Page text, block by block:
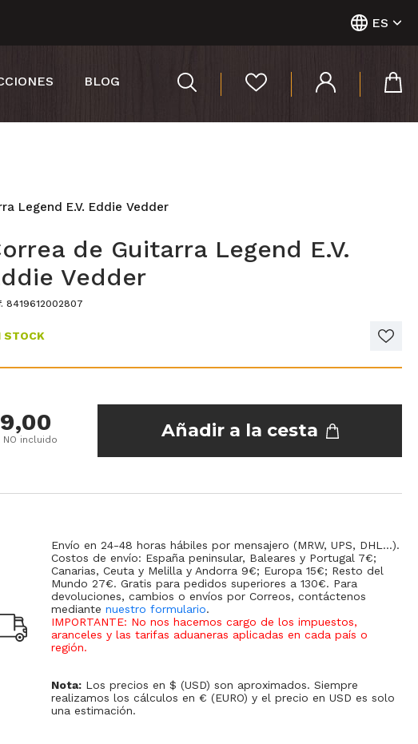
ES
BLOG
Legend E.V. Eddie Vedder
de Guitarra Legend E.V.
Vedder
8419612002807
STOCK
NO incluido Añadir a la cesta
Envío en 24-48 horas hábiles por mensajero (MRW, UPS, DHL...).
Costos de envío: España peninsular, Baleares y Portugal 7€;
Canarias, Ceuta y Melilla y Andorra 9€; Europa 15€; Resto del
Mundo 27€. Gratis para pedidos superiores a 130€. Para
devoluciones, cambios o envíos por Correos, contáctenos
mediantenuestro formulario.
IMPORTANTE: No nos hacemos cargo de los impuestos,
aranceles y las tarifas aduaneras aplicadas en cada país o
región.
Nota: Los precios en $ (USD) son aproximados. Siempre
realizamos los cálculos en € (EURO) y el precio en USD es solo
una estimación.